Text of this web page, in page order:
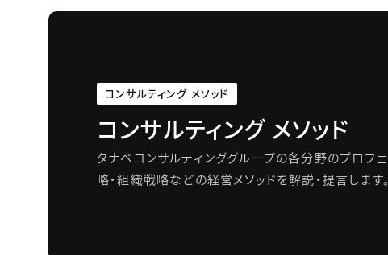
コンサルティング メソッド
コンサルティング メソッド
タナベコンサルティンググループの各分野のプロフ
略・組織戦略などの経営メソッドを解説・提言します。